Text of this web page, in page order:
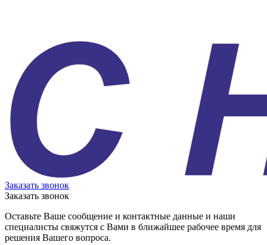
Заказать звонок
Заказать звонок
Оставьте Ваше сообщение и контактные данные и наши
специалисты свяжутся с Вами в ближайшее рабочее время для
решения Вашего вопроса.